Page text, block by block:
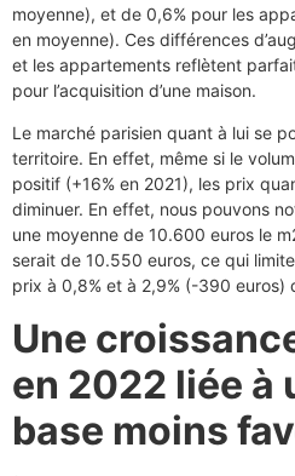
moyenne), et de 0,6% pour les
en moyenne). Ces différences
et les appartements reflètent
pour l’acquisition d’une maison.
Le marché parisien quant à lui se
territoire. En effet, même si le
positif (+16% en 2021), les prix
diminuer. En effet, nous pouvons
une moyenne de 10.600 euros le
serait de 10.550 euros, ce qui
prix à 0,8% et à 2,9% (-390 euros)
Une
en 2022 liée à
base moins